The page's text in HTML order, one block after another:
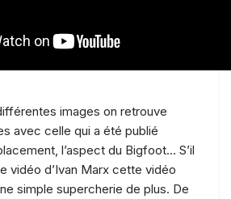
images on retrouve
avec celle qui a été publié
l’aspect du Bigfoot… S’il
vidéo d’Ivan Marx cette vidéo
simple supercherie de plus. De